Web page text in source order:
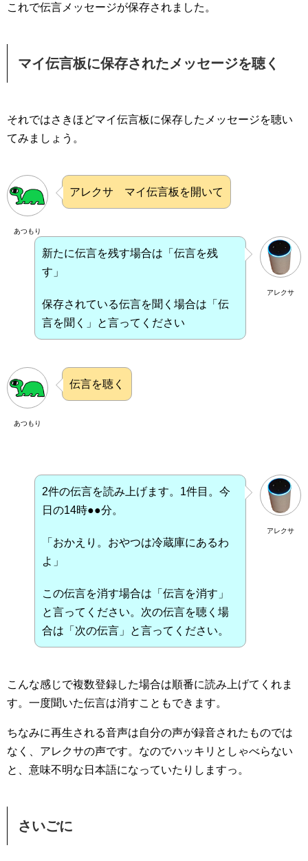
これで伝言メッセージが保存されました。
マイ伝言板に保存されたメッセージを聴く
それではさきほどマイ伝言板に保存したメッセージを聴い
てみましょう。
あつもり
アレクサ マイ伝言板を開いて
アレクサ
新たに伝言を残す場合は「伝言を残
す」
保存されている伝言を聞く場合は「伝
言を聞く」と言ってください
あつもり
伝言を聴く
アレクサ
2件の伝言を読み上げます。1件目。今
日の14時●●分。
「おかえり。おやつは冷蔵庫にあるわ
よ」
この伝言を消す場合は「伝言を消す」
と言ってください。次の伝言を聴く場
合は「次の伝言」と言ってください。
こんな感じで複数登録した場合は順番に読み上げてくれま
す。一度聞いた伝言は消すこともできます。
ちなみに再生される音声は自分の声が録音されたものでは
なく、アレクサの声です。なのでハッキリとしゃべらない
と、意味不明な日本語になっていたりしますっ。
さいごに